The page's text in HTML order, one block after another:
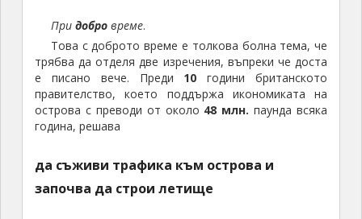
При добровреме.
Това с доброто време е толкова болна тема, че
трябва да отделя две изречения, въпреки че доста
е писано вече. Преди 10 години британското
правителство, което поддържа икономиката на
острова с преводи от около 48 млн. паунда всяка
година, решава
да съживи трафика към острова и
започва да строи летище